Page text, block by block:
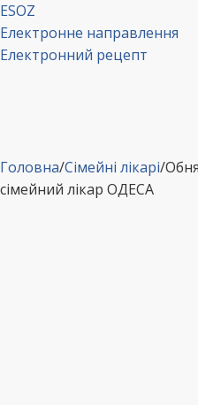
ESOZ
Електронне направлення
Електронний рецепт
Головна/Сімейні лікарі/
сімейний лікар ОДЕСА